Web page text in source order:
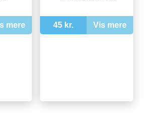
mere 45 kr. Vis mere